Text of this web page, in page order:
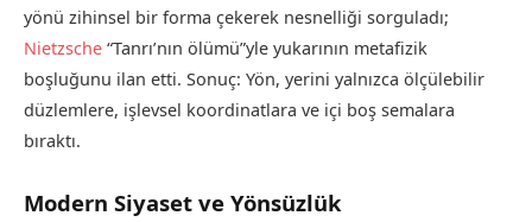
yönü zihinsel bir forma çekerek nesnelliği sorguladı;
Nietzsche “Tanrı’nın ölümü”yle yukarının metafizik
boşluğunu ilan etti. Sonuç: Yön, yerini yalnızca ölçülebilir
düzlemlere, işlevsel koordinatlara ve içi boş semalara
bıraktı.
Modern Siyaset ve Yönsüzlük